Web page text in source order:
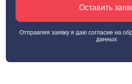
Оставить
Отправляя заявку я даю согласие на
данных